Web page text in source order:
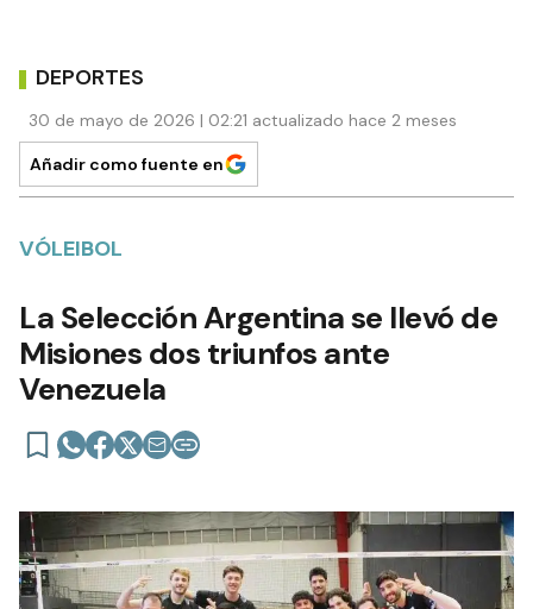
DEPORTES
30 de mayo de 2026 | 02:21 actualizado hace 2 meses
Añadir como fuente en
VÓLEIBOL
La Selección Argentina se llevó de
Misiones dos triunfos ante
Venezuela